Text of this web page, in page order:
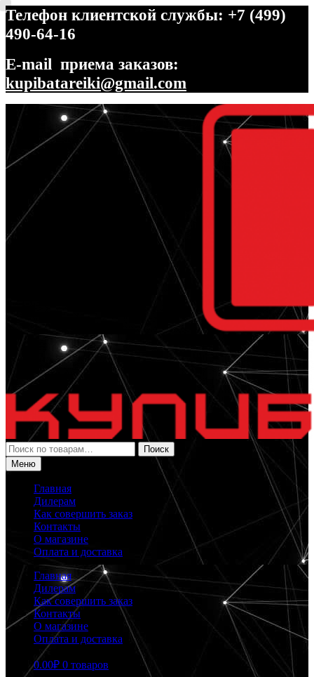
Телефон клиентской службы: +7 (499)
490-64-16
E-mail приема заказов:
kupibatareiki@gmail.com
Перейти
навигации
Перейти
содержимому
Искать:
Поиск
Меню
Главная
Дилерам
Как совершить заказ
Контакты
О магазине
Оплата и доставка
Главная
Дилерам
Как совершить заказ
Контакты
О магазине
Оплата и доставка
0.00₽ 0 товаров